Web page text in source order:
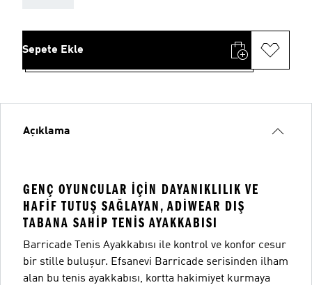
Sepete Ekle
Açıklama
GENÇ OYUNCULAR IÇIN DAYANIKLILIK VE
HAFIF TUTUŞ SAĞLAYAN, ADIWEAR DIŞ
TABANA SAHIP TENIS AYAKKABISI
Barricade Tenis Ayakkabısı ile kontrol ve konfor cesur
bir stille buluşur. Efsanevi Barricade serisinden ilham
alan bu tenis ayakkabısı, kortta hakimiyet kurmaya